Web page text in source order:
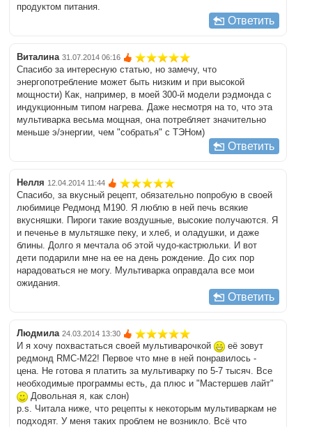
продуктом питания.
Ответить
Виталина 31.07.2014 06:16
Спасибо за интересную статью, но замечу, что
энергопотребление может быть низким и при высокой
мощности) Как, например, в моей 300-й модели рэдмонда с
индукционным типом нагрева. Даже несмотря на то, что эта
мультиварка весьма мощная, она потребляет значительно
меньше э/энергии, чем "собратья" с ТЭНом)
Ответить
Нелля 12.04.2014 11:44
Спасибо, за вкусный рецепт, обязательно попробую в своей
любимице Редмонд M190. Я люблю в ней печь всякие
вкусняшки. Пироги такие воздушные, высокие получаются. Я
и печенье в мультяшке пеку, и хлеб, и оладушки, и даже
блины. Долго я мечтала об этой чудо-кастрюльки. И вот
дети подарили мне на ее на день рождение. До сих пор
нарадоваться не могу. Мультиварка оправдала все мои
ожидания.
Ответить
Людмила 24.03.2014 13:30
И я хочу похвастаться своей мультиварочкой
её зовут
редмонд RMC-M22! Первое что мне в ней понравилось -
цена. Не готова я платить за мультиварку по 5-7 тысяч. Все
необходимые программы есть, да плюс и "Мастершев лайт"
Довольная я, как слон)
p.s. Читала ниже, что рецепты к некоторым мультиваркам не
подходят. У меня таких проблем не возникло. Всё что